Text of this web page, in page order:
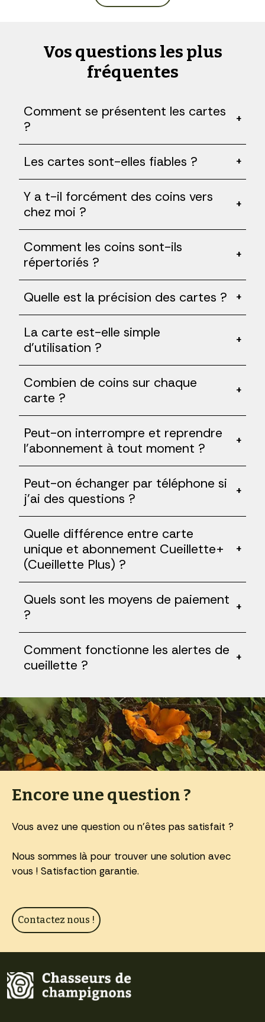
Vos questions les plus
fréquentes
Comment se présentent les cartes
?
+
Les cartes sont-elles fiables ? +
Y a t-il forcément des coins vers
chez moi ?
+
Comment les coins sont-ils
répertoriés ?
+
Quelle est la précision des cartes ? +
La carte est-elle simple
d'utilisation ?
+
Combien de coins sur chaque
carte ?
+
Peut-on interrompre et reprendre
l'abonnement à tout moment ?
+
Peut-on échanger par téléphone si
j'ai des questions ?
+
Quelle différence entre carte
unique et abonnement Cueillette+
(Cueillette Plus) ?
+
Quels sont les moyens de paiement
?
+
Comment fonctionne les alertes de
cueillette ?
+
Encore une question ?
Vous avez une question ou n'êtes pas satisfait ?
Nous sommes là pour trouver une solution avec
vous ! Satisfaction garantie.
Contactez nous !